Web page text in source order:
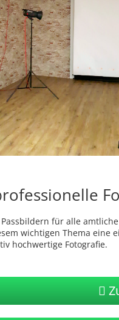
für alle
wichtigen Thema
hochwertige Fotografie.